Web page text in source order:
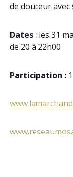
de douceur avec
Dates : les 31
de 20 à 22h00
Participation :